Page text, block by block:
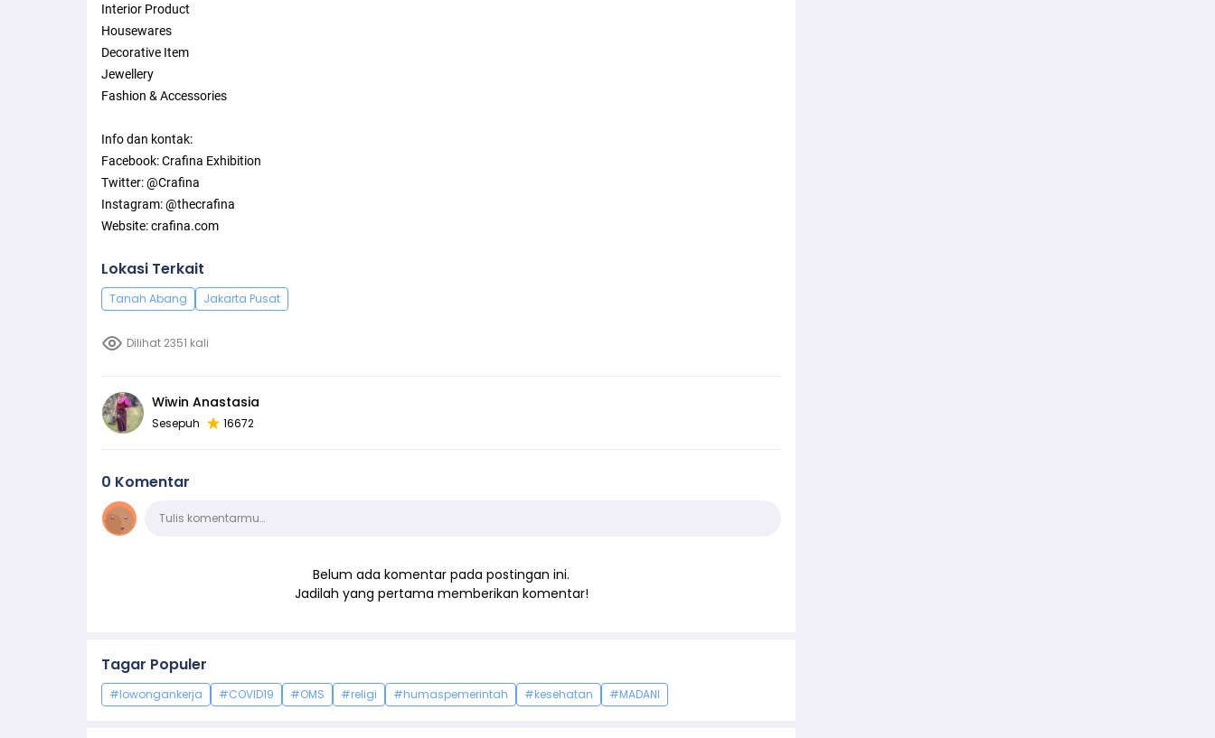
Interior Product
Housewares
Decorative Item
Jewellery
Fashion & Accessories
Info dan kontak:
Facebook: Crafina Exhibition
Twitter: @Crafina
Instagram: @thecrafina
Website: crafina.com
Lokasi Terkait
Tanah Abang Jakarta Pusat
Dilihat 2351 kali
Wiwin Anastasia
Sesepuh 16672
0 Komentar
KomentarTulis komentarmu…
Belum ada komentar pada postingan ini.
Jadilah yang pertama memberikan komentar!
Tagar Populer
#lowongankerja #COVID19 #OMS #religi #humaspemerintah #kesehatan #MADANI